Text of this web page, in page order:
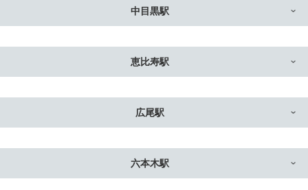
中目黒駅
恵比寿駅
広尾駅
六本木駅